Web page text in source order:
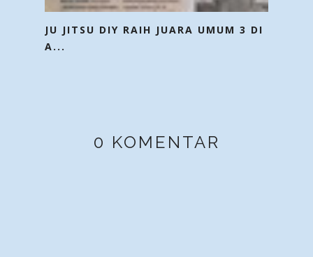
JU JITSU DIY RAIH JUARA UMUM 3 DI
A...
0 KOMENTAR